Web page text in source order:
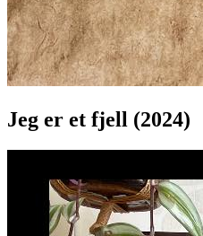
Jeg er et fjell (2024)